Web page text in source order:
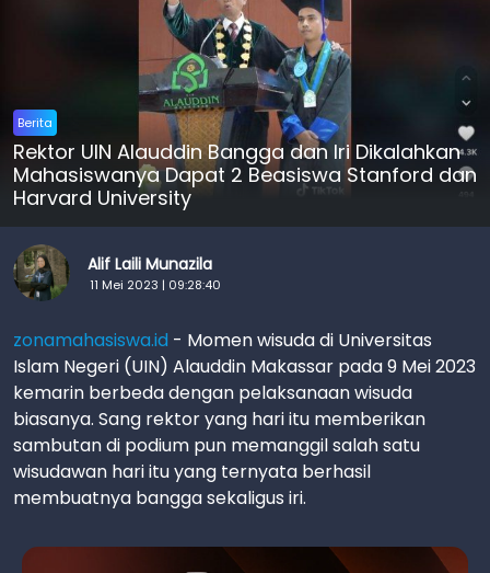
Berita
Rektor UIN Alauddin Bangga dan Iri Dikalahkan
Mahasiswanya Dapat 2 Beasiswa Stanford dan
Harvard University
Alif Laili Munazila
11 Mei 2023 | 09:28:40
zonamahasiswa.id - Momen wisuda di Universitas
Islam Negeri (UIN) Alauddin Makassar pada 9 Mei 2023
kemarin berbeda dengan pelaksanaan wisuda
biasanya. Sang rektor yang hari itu memberikan
sambutan di podium pun memanggil salah satu
wisudawan hari itu yang ternyata berhasil
membuatnya bangga sekaligus iri.